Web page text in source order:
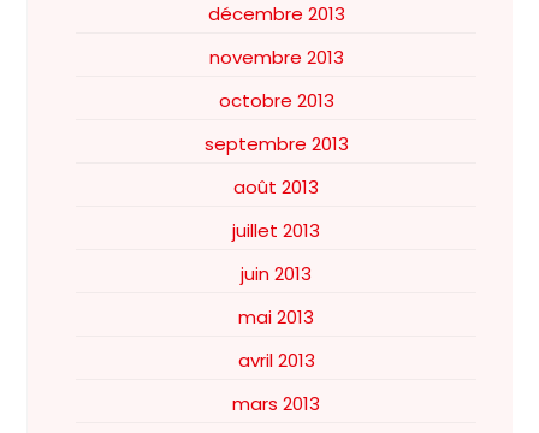
décembre 2013
novembre 2013
octobre 2013
septembre 2013
août 2013
juillet 2013
juin 2013
mai 2013
avril 2013
mars 2013